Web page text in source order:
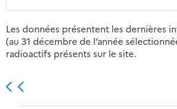
Les données présentent les dernières
(au 31 décembre de l’année
radioactifs présents sur le site.